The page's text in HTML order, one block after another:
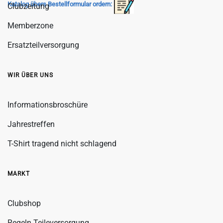
Katalog übers Bestellformular ordern:
Clubzeitung
Memberzone
Ersatzteilversorgung
WIR ÜBER UNS
Informationsbroschüre
Jahrestreffen
T-Shirt tragend nicht schlagend
MARKT
Clubshop